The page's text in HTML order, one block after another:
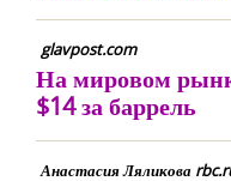
glavpost.com
На мировом
$14 за баррель
Анастасия Ляликова